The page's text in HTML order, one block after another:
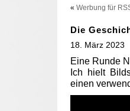
« Werbung für
Die
18. März 2023
Eine Runde
Ich hielt
einen